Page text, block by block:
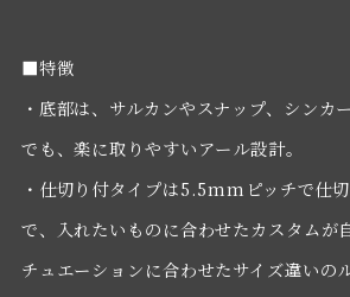
■特徴
・底部は、サルカンやスナップ、シンカ
でも、楽に取りやすいアール設計。
・仕切り付タイプは5.5mmピッチで仕
で、入れたいものに合わせたカスタムが
チュエーションに合わせたサイズ違いの